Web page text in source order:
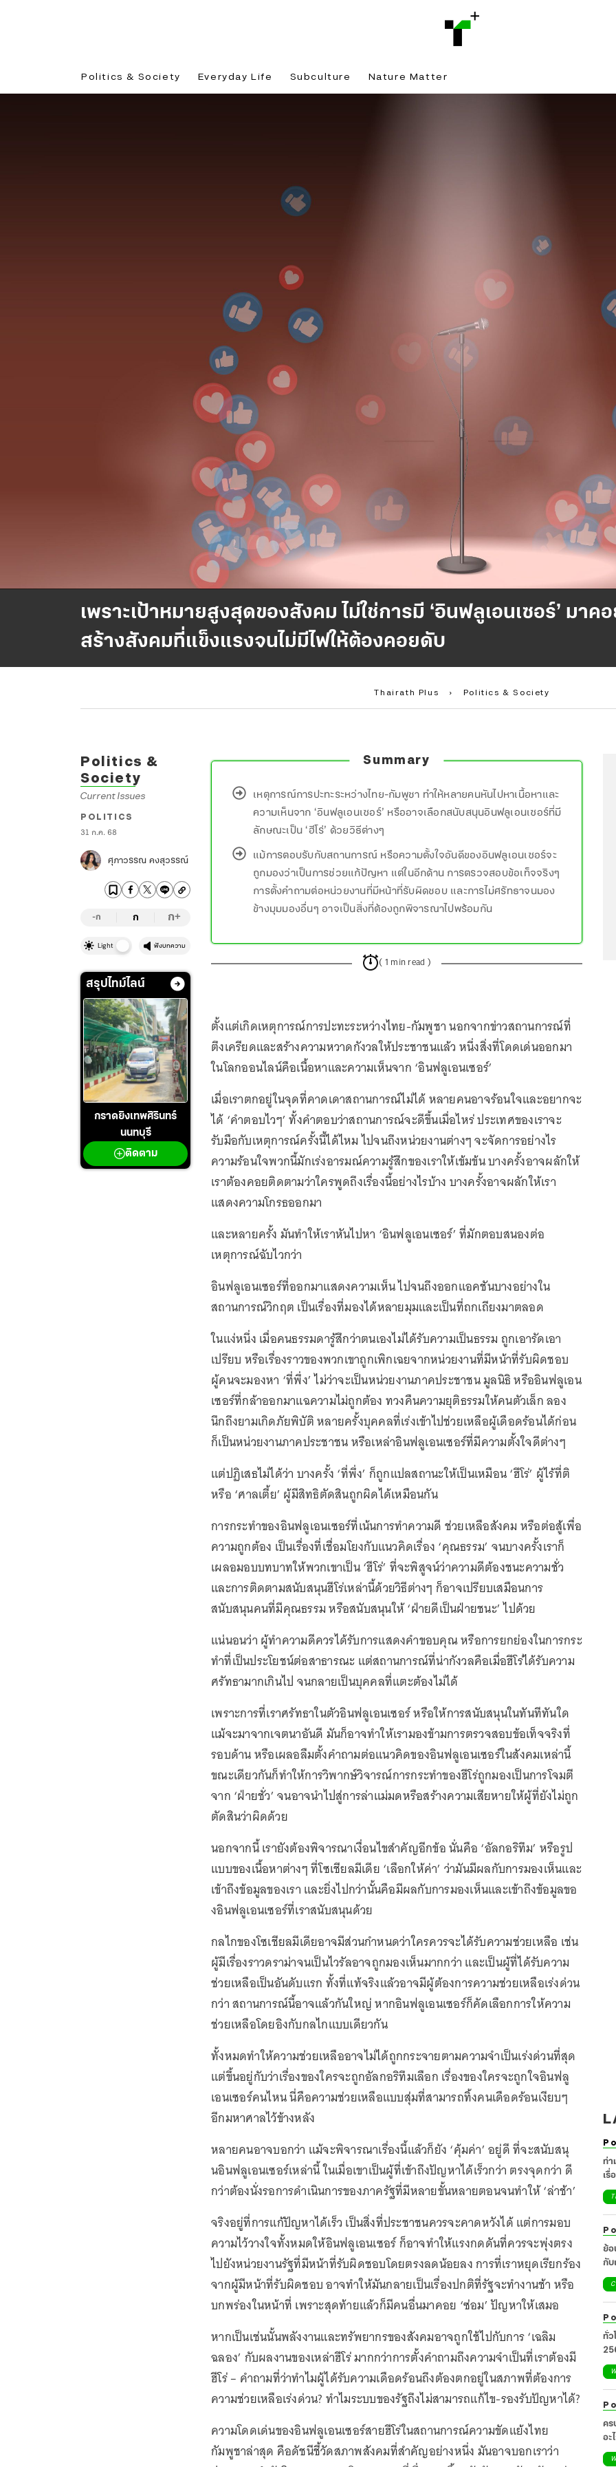
Politics & Society Everyday Life Subculture Nature Matter
เพราะเป้าหมายสูงสุดของสังคม ไม่ใช่การมี ‘อินฟลูเอนเซอร์’ ม
สร้างสังคมที่แข็งแรงจนไม่มีไฟให้ต้องคอยดับ
Thairath Plus › Politics & Society
Politics &
Society
Current Issues
POLITICS
31 ก.ค. 68
ศุภาวรรณ คงสุวรรณ์
-ก ก ก+
Light ฟังบทความ
สรุปไทม์ไลน์
กราดยิงเทพศิรินทร์
นนทบุรี
ติดตาม
ท่า
เรื่
ย้อ
กับแ
เยี
ทั่ว
คร
อะ
ศิล
Summary
เหตุการณ์การปะทะระหว่างไทย-กัมพูชา ทำให้หลายคนหันไปหาเนื้อหาและ
ความเห็นจาก ‘อินฟลูเอนเซอร์’ หรืออาจเลือกสนับสนุนอินฟลูเอนเซอร์ที่มี
ลักษณะเป็น ‘ฮีโร่’ ด้วยวิธีต่างๆ
แม้การตอบรับกับสถานการณ์ หรือความตั้งใจอันดีของอินฟลูเอนเซอร์จะ
ถูกมองว่าเป็นการช่วยแก้ปัญหา แต่ในอีกด้าน การตรวจสอบข้อเท็จจริงๆ
การตั้งคำถามต่อหน่วยงานที่มีหน้าที่รับผิดชอบ และการไม่ศรัทธาจนมอง
ข้างมุมมองอื่นๆ อาจเป็นสิ่งที่ต้องถูกพิจารณาไปพร้อมกัน
( 1 min read )
ตั้งแต่เกิดเหตุการณ์การปะทะระหว่างไทย-กัมพูชา นอกจากข่าวสถานการณ์ที่
ตึงเครียดและสร้างความหวาดกังวลให้ประชาชนแล้ว หนึ่งสิ่งที่โดดเด่นออกมา
ในโลกออนไลน์คือเนื้อหาและความเห็นจาก ‘อินฟลูเอนเซอร์’
เมื่อเราตกอยู่ในจุดที่คาดเดาสถานการณ์ไม่ได้ หลายคนอาจร้อนใจและอยากจะ
ได้ ‘คำตอบไวๆ’ ทั้งคำตอบว่าสถานการณ์จะดีขึ้นเมื่อไหร่ ประเทศของเราจะ
รับมือกับเหตุการณ์ครั้งนี้ได้ไหม ไปจนถึงหน่วยงานต่างๆ จะจัดการอย่างไร
ความร้อนใจพวกนี้มักเร่งอารมณ์ความรู้สึกของเราให้เข้มข้น บางครั้งอาจผลักให้
เราต้องคอยติดตามว่าใครพูดถึงเรื่องนี้อย่างไรบ้าง บางครั้งอาจผลักให้เรา
แสดงความโกรธออกมา
และหลายครั้ง มันทำให้เราหันไปหา ‘อินฟลูเอนเซอร์’ ที่มักตอบสนองต่อ
เหตุการณ์ฉับไวกว่า
อินฟลูเอนเซอร์ที่ออกมาแสดงความเห็น ไปจนถึงออกแอคชันบางอย่างใน
สถานการณ์วิกฤต เป็นเรื่องที่มองได้หลายมุมและเป็นที่ถกเถียงมาตลอด
ในแง่หนึ่ง เมื่อคนธรรมดารู้สึกว่าตนเองไม่ได้รับความเป็นธรรม ถูกเอารัดเอา
เปรียบ หรือเรื่องราวของพวกเขาถูกเพิกเฉยจากหน่วยงานที่มีหน้าที่รับผิดชอบ
ผู้คนจะมองหา ‘ที่พึ่ง’ ไม่ว่าจะเป็นหน่วยงานภาคประชาชน มูลนิธิ หรืออินฟลูเอน
เซอร์ที่กล้าออกมาแฉความไม่ถูกต้อง ทวงคืนความยุติธรรมให้คนตัวเล็ก ลอง
นึกถึงยามเกิดภัยพิบัติ หลายครั้งบุคคลที่เร่งเข้าไปช่วยเหลือผู้เดือดร้อนได้ก่อน
ก็เป็นหน่วยงานภาคประชาชน หรือเหล่าอินฟลูเอนเซอร์ที่มีความตั้งใจดีต่างๆ
แต่ปฏิเสธไม่ได้ว่า บางครั้ง ‘ที่พึ่ง’ ก็ถูกแปลสถานะให้เป็นเหมือน ‘ฮีโร่’ ผู้ไร้ที่ติ
หรือ ‘ศาลเตี้ย’ ผู้มีสิทธิตัดสินถูกผิดได้เหมือนกัน
การกระทำของอินฟลูเอนเซอร์ที่เน้นการทำความดี ช่วยเหลือสังคม หรือต่อสู้เพื่อ
ความถูกต้อง เป็นเรื่องที่เชื่อมโยงกับแนวคิดเรื่อง ‘คุณธรรม’ จนบางครั้งเราก็
เผลอมอบบทบาทให้พวกเขาเป็น ‘ฮีโร่’ ที่จะพิสูจน์ว่าความดีต้องชนะความชั่ว
และการติดตามสนับสนุนฮีโร่เหล่านี้ด้วยวิธีต่างๆ ก็อาจเปรียบเสมือนการ
สนับสนุนคนที่มีคุณธรรม หรือสนับสนุนให้ ‘ฝ่ายดีเป็นฝ่ายชนะ’ ไปด้วย
แน่นอนว่า ผู้ทำความดีควรได้รับการแสดงคำขอบคุณ หรือการยกย่องในการกระ
ทำที่เป็นประโยชน์ต่อสาธารณะ แต่สถานการณ์ที่น่ากังวลคือเมื่อฮีโร่ได้รับความ
ศรัทธามากเกินไป จนกลายเป็นบุคคลที่แตะต้องไม่ได้
เพราะการที่เราศรัทธาในตัวอินฟลูเอนเซอร์ หรือให้การสนับสนุนในทันทีทันใด
แม้จะมาจากเจตนาอันดี มันก็อาจทำให้เรามองข้ามการตรวจสอบข้อเท็จจริงที่
รอบด้าน หรือเผลอลืมตั้งคำถามต่อแนวคิดของอินฟลูเอนเซอร์ในสังคมเหล่านี้
ขณะเดียวกันก็ทำให้การวิพากษ์วิจารณ์การกระทำของฮีโร่ถูกมองเป็นการโจมตี
จาก ‘ฝ่ายชั่ว’ จนอาจนำไปสู่การล่าแม่มดหรือสร้างความเสียหายให้ผู้ที่ยังไม่ถูก
ตัดสินว่าผิดด้วย
นอกจากนี้ เรายังต้องพิจารณาเงื่อนไขสำคัญอีกข้อ นั่นคือ ‘อัลกอริทึม’ หรือรูป
แบบของเนื้อหาต่างๆ ที่โซเชียลมีเดีย ‘เลือกให้ค่า’ ว่ามันมีผลกับการมองเห็นและ
เข้าถึงข้อมูลของเรา และยิ่งไปกว่านั้นคือมีผลกับการมองเห็นและเข้าถึงข้อมูลขอ
งอินฟลูเอนเซอร์ที่เราสนับสนุนด้วย
กลไกของโซเชียลมีเดียอาจมีส่วนกำหนดว่าใครควรจะได้รับความช่วยเหลือ เช่น
ผู้มีเรื่องราวดราม่าจนเป็นไวรัลอาจถูกมองเห็นมากกว่า และเป็นผู้ที่ได้รับความ
ช่วยเหลือเป็นอันดับแรก ทั้งที่แท้จริงแล้วอาจมีผู้ต้องการความช่วยเหลือเร่งด่วน
กว่า สถานการณ์นี้อาจแล้วกันใหญ่ หากอินฟลูเอนเซอร์ก็คัดเลือกการให้ความ
ช่วยเหลือโดยอิงกับกลไกแบบเดียวกัน
ทั้งหมดทำให้ความช่วยเหลืออาจไม่ได้ถูกกระจายตามความจำเป็นเร่งด่วนที่สุด
แต่ขึ้นอยู่กับว่าเรื่องของใครจะถูกอัลกอริทึมเลือก เรื่องของใครจะถูกใจอินฟลู
เอนเซอร์คนไหน นี่คือความช่วยเหลือแบบสุ่มที่สามารถทิ้งคนเดือดร้อนเงียบๆ
อีกมหาศาลไว้ข้างหลัง
หลายคนอาจบอกว่า แม้จะพิจารณาเรื่องนี้แล้วก็ยัง ‘คุ้มค่า’ อยู่ดี ที่จะสนับสนุ
นอินฟลูเอนเซอร์เหล่านี้ ในเมื่อเขาเป็นผู้ที่เข้าถึงปัญหาได้เร็วกว่า ตรงจุดกว่า ดี
กว่าต้องนั่งรอการดำเนินการของภาครัฐที่มีหลายขั้นหลายตอนจนทำให้ ‘ล่าช้า’
จริงอยู่ที่การแก้ปัญหาได้เร็ว เป็นสิ่งที่ประชาชนควรจะคาดหวังได้ แต่การมอบ
ความไว้วางใจทั้งหมดให้อินฟลูเอนเซอร์ ก็อาจทำให้แรงกดดันที่ควรจะพุ่งตรง
ไปยังหน่วยงานรัฐที่มีหน้าที่รับผิดชอบโดยตรงลดน้อยลง การที่เราหยุดเรียกร้อง
จากผู้มีหน้าที่รับผิดชอบ อาจทำให้มันกลายเป็นเรื่องปกติที่รัฐจะทำงานช้า หรือ
บกพร่องในหน้าที่ เพราะสุดท้ายแล้วก็มีคนอื่นมาคอย ‘ซ่อม’ ปัญหาให้เสมอ
หากเป็นเช่นนั้นพลังงานและทรัพยากรของสังคมอาจถูกใช้ไปกับการ ‘เฉลิม
ฉลอง’ กับผลงานของเหล่าฮีโร่ มากกว่าการตั้งคำถามถึงความจำเป็นที่เราต้องมี
ฮีโร่ – คำถามที่ว่าทำไมผู้ได้รับความเดือดร้อนถึงต้องตกอยู่ในสภาพที่ต้องการ
ความช่วยเหลือเร่งด่วน? ทำไมระบบของรัฐถึงไม่สามารถแก้ไข-รองรับปัญหาได้?
ความโดดเด่นของอินฟลูเอนเซอร์สายฮีโร่ในสถานการณ์ความขัดแย้งไทย
กัมพูชาล่าสุด คือดัชนีชี้วัดสภาพสังคมที่สำคัญอย่างหนึ่ง มันอาจบอกเราว่า